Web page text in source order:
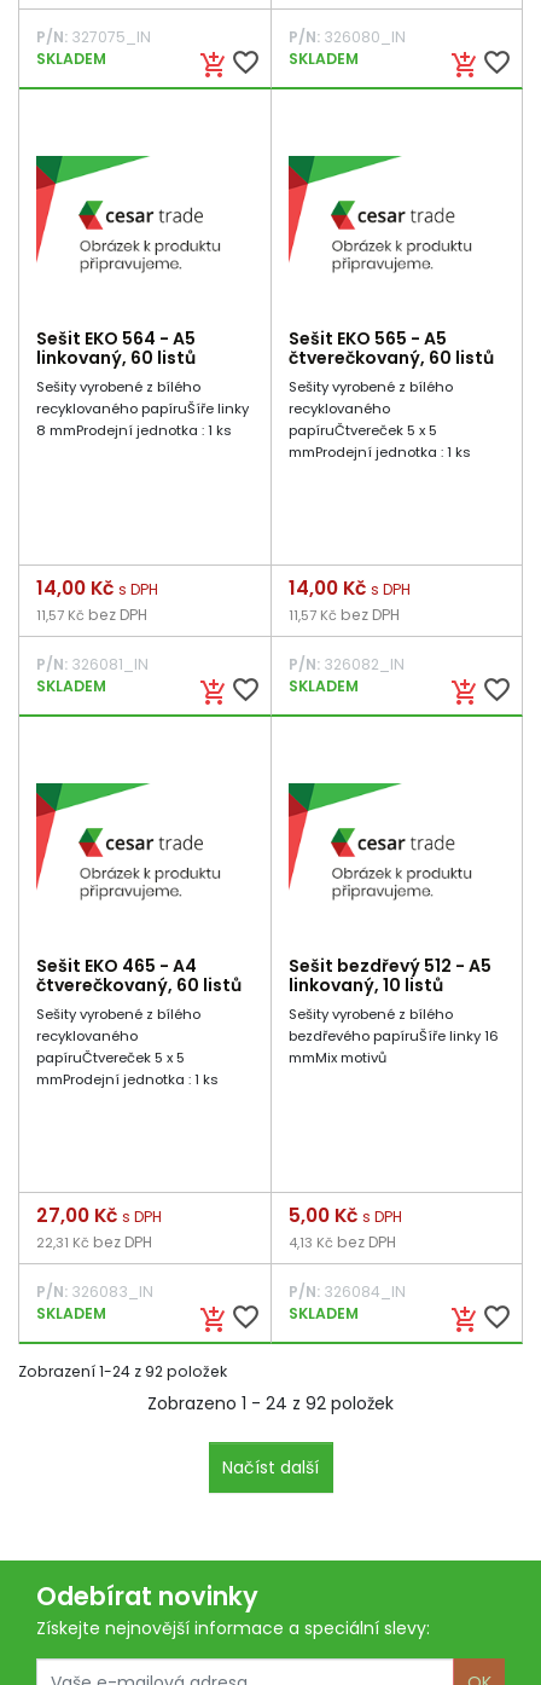
add_shopping_cart favorite_border
P/N: 327075_IN
SKLADEM
add_shopping_cart favorite_border
P/N:326080_IN
SKLADEM
Sešit EKO 564 - A5
linkovaný, 60 listů
Sešity vyrobené z bílého
recyklovaného papíruŠíře linky
8 mmProdejní jednotka : 1 ks
add_shopping_cart favorite_border
Cena
14,00 Kč s DPH
11,57 Kč bez DPH
P/N: 326081_IN
SKLADEM
Sešit EKO 565 - A5
čtverečkovaný, 60 listů
Sešity vyrobené z bílého
recyklovaného
papíruČtvereček 5 x 5
mmProdejní jednotka : 1 ks
add_shopping_cart favorite_border
Cena
14,00 Kč s DPH
11,57 Kč bez DPH
P/N:326082_IN
SKLADEM
Sešit EKO 465 - A4
čtverečkovaný, 60 listů
Sešity vyrobené z bílého
recyklovaného
papíruČtvereček 5 x 5
mmProdejní jednotka : 1 ks
add_shopping_cart favorite_border
Cena
27,00 Kč s DPH
22,31 Kč bez DPH
P/N: 326083_IN
SKLADEM
Sešit bezdřevý 512 - A5
linkovaný, 10 listů
Sešity vyrobené z bílého
bezdřevého papíruŠíře linky 16
mmMix motivů
add_shopping_cart favorite_border
Cena
5,00 Kč s DPH
4,13 Kč bez DPH
P/N:326084_IN
SKLADEM
Zobrazení 1-24 z 92 položek
Zobrazeno 1 - 24 z 92 položek
Načíst další
Odebírat novinky
Získejte nejnovější informace a speciální slevy: